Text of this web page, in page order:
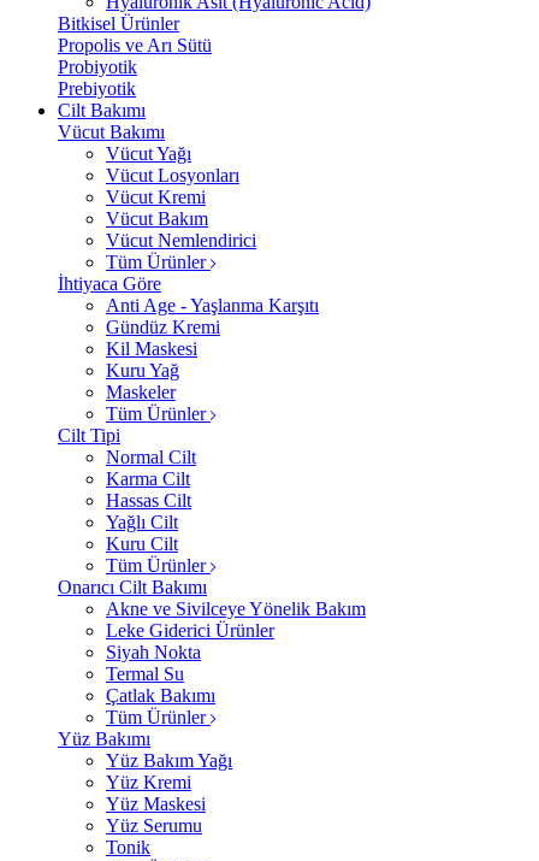
Bitkisel Ürünler
Propolis ve Arı Sütü
Probiyotik
Prebiyotik
Cilt Bakımı
Vücut Bakımı
Vücut Yağı
Vücut Losyonları
Vücut Kremi
Vücut Bakım
Vücut Nemlendirici
Tüm Ürünler
İhtiyaca Göre
Anti Age - Yaşlanma Karşıtı
Gündüz Kremi
Kil Maskesi
Kuru Yağ
Maskeler
Tüm Ürünler
Cilt Tipi
Normal Cilt
Karma Cilt
Hassas Cilt
Yağlı Cilt
Kuru Cilt
Tüm Ürünler
Onarıcı Cilt Bakımı
Akne ve Sivilceye Yönelik Bakım
Leke Giderici Ürünler
Siyah Nokta
Termal Su
Çatlak Bakımı
Tüm Ürünler
Yüz Bakımı
Yüz Bakım Yağı
Yüz Kremi
Yüz Maskesi
Yüz Serumu
Tonik